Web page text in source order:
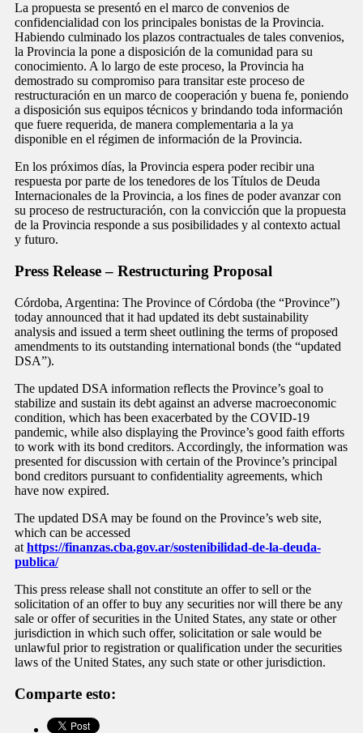
La propuesta se presentó en el marco de convenios de
confidencialidad con los principales bonistas de la Provincia.
Habiendo culminado los plazos contractuales de tales convenios,
la Provincia la pone a disposición de la comunidad para su
conocimiento. A lo largo de este proceso, la Provincia ha
demostrado su compromiso para transitar este proceso de
restructuración en un marco de cooperación y buena fe, poniendo
a disposición sus equipos técnicos y brindando toda información
que fuere requerida, de manera complementaria a la ya
disponible en el régimen de información de la Provincia.
En los próximos días, la Provincia espera poder recibir una
respuesta por parte de los tenedores de los Títulos de Deuda
Internacionales de la Provincia, a los fines de poder avanzar con
su proceso de restructuración, con la convicción que la propuesta
de la Provincia responde a sus posibilidades y al contexto actual
y futuro.
Press Release – Restructuring Proposal
Córdoba, Argentina: The Province of Córdoba (the “Province”)
today announced that it had updated its debt sustainability
analysis and issued a term sheet outlining the terms of proposed
amendments to its outstanding international bonds (the “updated
DSA”).
The updated DSA information reflects the Province’s goal to
stabilize and sustain its debt against an adverse macroeconomic
condition, which has been exacerbated by the COVID-19
pandemic, while also displaying the Province’s good faith efforts
to work with its bond creditors. Accordingly, the information was
presented for discussion with certain of the Province’s principal
bond creditors pursuant to confidentiality agreements, which
have now expired.
The updated DSA may be found on the Province’s web site,
which can be accessed
at https://finanzas.cba.gov.ar/sostenibilidad-de-la-deuda-
publica/
This press release shall not constitute an offer to sell or the
solicitation of an offer to buy any securities nor will there be any
sale or offer of securities in the United States, any state or other
jurisdiction in which such offer, solicitation or sale would be
unlawful prior to registration or qualification under the securities
laws of the United States, any such state or other jurisdiction.
Comparte esto: